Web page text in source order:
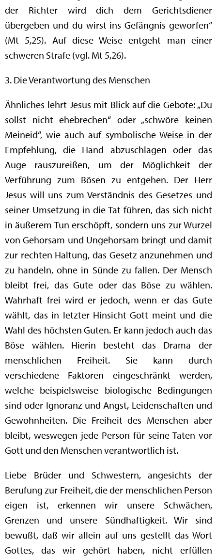
der Richter wird dich dem Gerichtsdiener
übergeben und du wirst ins Gefängnis geworfen“
(Mt 5,25). Auf diese Weise entgeht man einer
schweren Strafe (vgl. Mt 5,26).
3. Die Verantwortung des Menschen
Ähnliches lehrt Jesus mit Blick auf die Gebote: „Du
sollst nicht ehebrechen“ oder „schwöre keinen
Meineid“, wie auch auf symbolische Weise in der
Empfehlung, die Hand abzuschlagen oder das
Auge rauszureißen, um der Möglichkeit der
Verführung zum Bösen zu entgehen. Der Herr
Jesus will uns zum Verständnis des Gesetzes und
seiner Umsetzung in die Tat führen, das sich nicht
in äußerem Tun erschöpft, sondern uns zur Wurzel
von Gehorsam und Ungehorsam bringt und damit
zur rechten Haltung, das Gesetz anzunehmen und
zu handeln, ohne in Sünde zu fallen. Der Mensch
bleibt frei, das Gute oder das Böse zu wählen.
Wahrhaft frei wird er jedoch, wenn er das Gute
wählt, das in letzter Hinsicht Gott meint und die
Wahl des höchsten Guten. Er kann jedoch auch das
Böse wählen. Hierin besteht das Drama der
menschlichen Freiheit. Sie kann durch
verschiedene Faktoren eingeschränkt werden,
welche beispielsweise biologische Bedingungen
sind oder Ignoranz und Angst, Leidenschaften und
Gewohnheiten. Die Freiheit des Menschen aber
bleibt, weswegen jede Person für seine Taten vor
Gott und den Menschen verantwortlich ist.
Liebe Brüder und Schwestern, angesichts der
Berufung zur Freiheit, die der menschlichen Person
eigen ist, erkennen wir unsere Schwächen,
Grenzen und unsere Sündhaftigkeit. Wir sind
bewußt, daß wir allein auf uns gestellt das Wort
Gottes, das wir gehört haben, nicht erfüllen